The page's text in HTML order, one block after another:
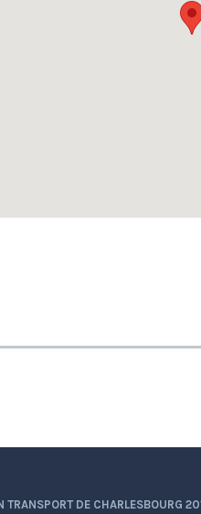
TRANSPORT DE CHARLESBOURG